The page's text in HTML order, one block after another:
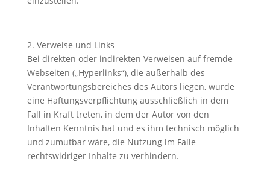
2. Verweise und Links
Bei direkten oder indirekten Verweisen auf fremde
Webseiten („Hyperlinks“), die außerhalb des
Verantwortungsbereiches des Autors liegen, würde
eine Haftungsverpflichtung ausschließlich in dem
Fall in Kraft treten, in dem der Autor von den
Inhalten Kenntnis hat und es ihm technisch möglich
und zumutbar wäre, die Nutzung im Falle
rechtswidriger Inhalte zu verhindern.